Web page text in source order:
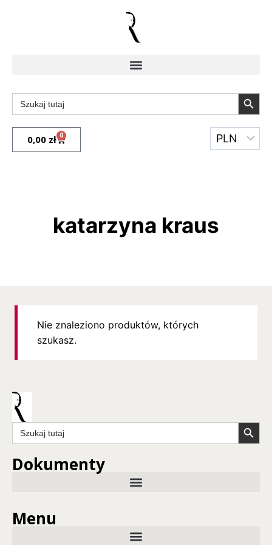
Search
for:
Search Button
0,00 zł 0
katarzyna kraus
Nie znaleziono produktów, których
szukasz.
Search
for:
Search Button
Dokumenty
Menu